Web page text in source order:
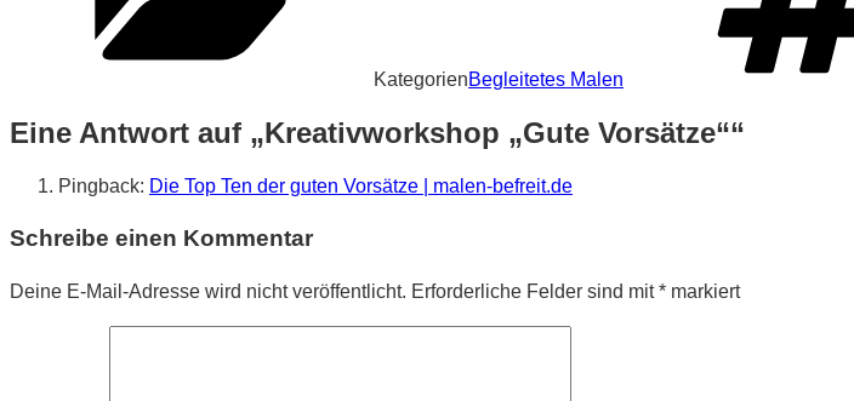
KategorienBegleitetes Malen
Eine Antwort auf „Kreativworkshop „Gute Vorsätze““
Pingback: Die Top Ten der guten Vorsätze | malen-befreit.de
Schreibe einen Kommentar
Deine E-Mail-Adresse wird nicht veröffentlicht. Erforderliche Felder sind mit* markiert